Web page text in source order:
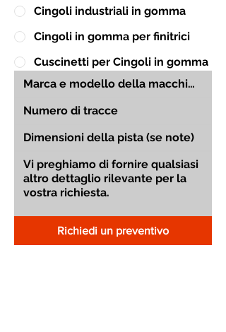
Cingoli industriali in gomma
Cingoli in gomma per finitrici
Cuscinetti per Cingoli in gomma
Richiedi un preventivo